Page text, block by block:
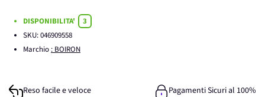
DISPONIBILITA'
3
SKU:046909558
Marchio : BOIRON
Reso facile e veloce
Pagamenti Sicuri al 100%